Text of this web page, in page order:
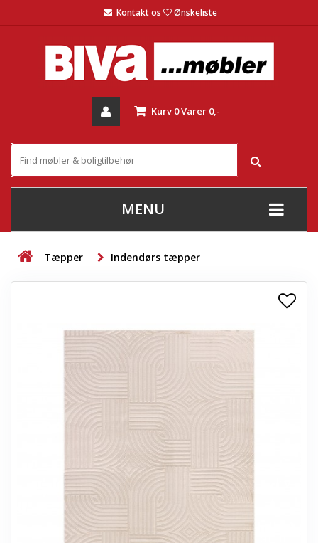
Kontakt os Ønskeliste
Kurv 0Varer 0,-
MENU
+
STUE
+
SOVEVÆRELSE
BØRNEMØBLER
KONTORMØBLER
HAVEMØBLER
ENTREMØBLER
Tæpper Indendørs tæpper